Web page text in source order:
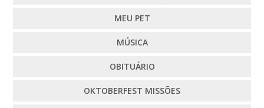
MEU PET
MÚSICA
OBITUÁRIO
OKTOBERFEST MISSÕES